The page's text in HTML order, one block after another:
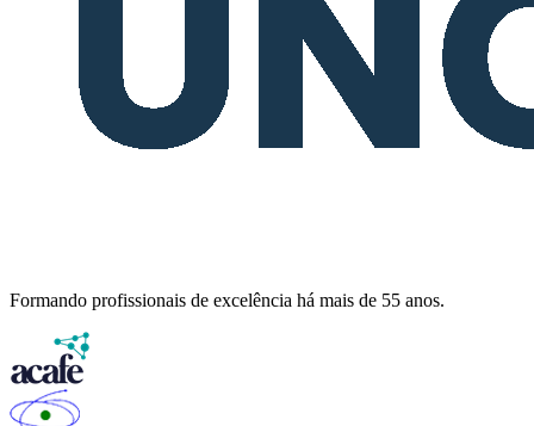
Formando profissionais de excelência há mais de 55 anos.